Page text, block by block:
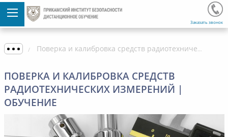
Заказать звонок
Поверка и калибровка средств радиотехнических измерений | Обучение
ПОВЕРКА И КАЛИБРОВКА СРЕДСТВ
РАДИОТЕХНИЧЕСКИХ ИЗМЕРЕНИЙ |
ОБУЧЕНИЕ